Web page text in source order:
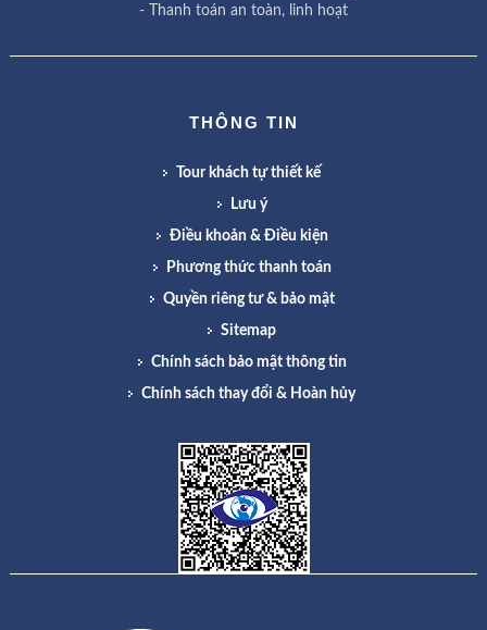
- Thanh toán an toàn, linh hoạt
THÔNG TIN
Tour khách tự thiết kế
Lưu ý
Điều khoản & Điều kiện
Phương thức thanh toán
Quyền riêng tư & bảo mật
Sitemap
Chính sách bảo mật thông tin
Chính sách thay đổi & Hoàn hủy